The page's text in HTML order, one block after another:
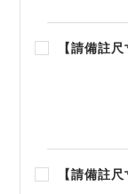
【請備註
【請備註